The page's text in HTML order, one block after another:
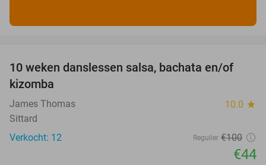
56%
10 weken danslessen salsa, bachata en/of
kizomba
James Thomas 10.0 star
Sittard
Verkocht: 12
Regulier €100
€44